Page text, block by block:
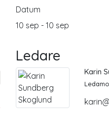
Datum
10 sep - 10 sep
Ledare
Karin